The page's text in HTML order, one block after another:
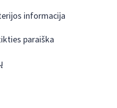
informacija
paraiška